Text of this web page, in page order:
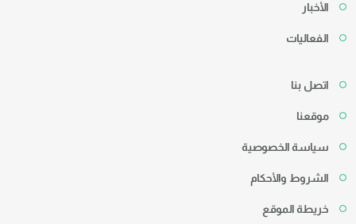
الأخبار
الفعاليات
اتصل بنا
موقعنا
سياسة الخصوصية
الشروط والأحكام
خريطة الموقع